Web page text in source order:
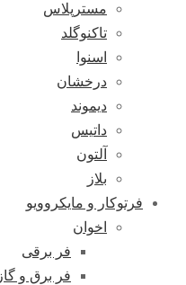
مسترپلاس
تاکنوگلد
اسنوا
درخشان
دیموند
داتیس
آلتون
بلاز
فرتوکار و مایکروویو
اخوان
فر برقی
فر برق و گاز